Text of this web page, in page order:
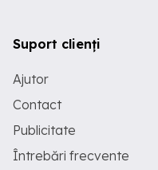
Suport clienți
Ajutor
Contact
Publicitate
Întrebări frecvente